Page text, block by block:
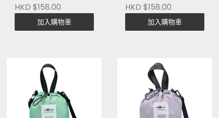
HKD $158.00
加入購物車
HKD $158.00
加入購物車